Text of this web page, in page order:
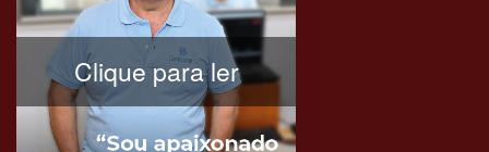
Clique para ler